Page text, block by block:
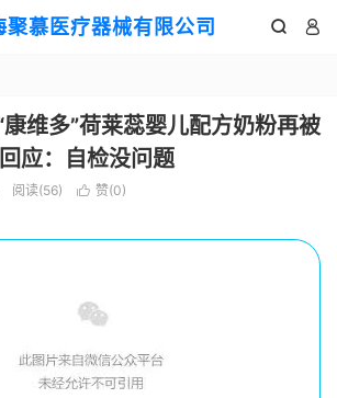
聚慕医疗器械有限公司  
维多”荷莱蕊婴儿配方奶粉再被
应：自检没问题
阅读(56)  赞(0)